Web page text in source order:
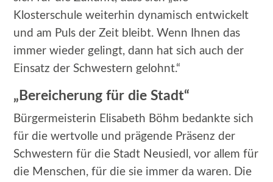
Klosterschule weiterhin dynamisch entwickelt
und am Puls der Zeit bleibt. Wenn Ihnen das
immer wieder gelingt, dann hat sich auch der
Einsatz der Schwestern gelohnt.“
„Bereicherung für die Stadt“
Bürgermeisterin Elisabeth Böhm bedankte sich
für die wertvolle und prägende Präsenz der
Schwestern für die Stadt Neusiedl, vor allem für
die Menschen, für die sie immer da waren. Die